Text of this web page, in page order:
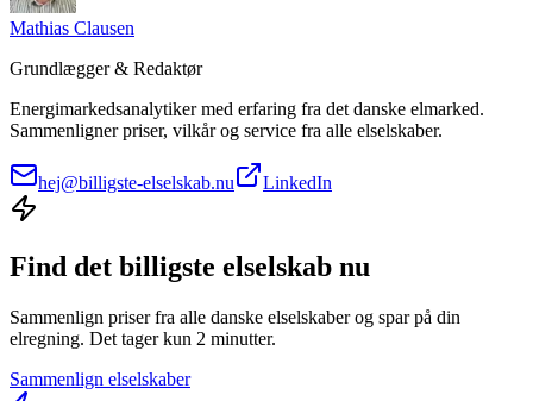
Mathias Clausen
Grundlægger & Redaktør
Energimarkedsanalytiker med erfaring fra det danske elmarked.
Sammenligner priser, vilkår og service fra alle elselskaber.
hej@billigste-elselskab.nu LinkedIn
Find det billigste elselskab nu
Sammenlign priser fra alle danske elselskaber og spar på din
elregning. Det tager kun 2 minutter.
Sammenlign elselskaber